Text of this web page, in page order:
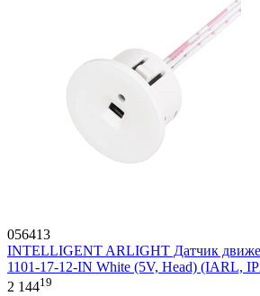
056413
INTELLIGENT ARLIGHT Датчик
1101-17-12-IN White (5V, Head) (IARL,
2 14419